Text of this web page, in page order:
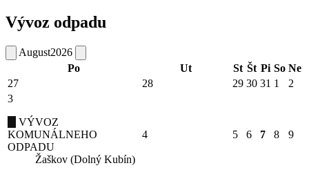
Vývoz odpadu
August2026
Po
Ut St Št Pi So Ne
27
28 29 30 31 1
2
3
VÝVOZ
KOMUNÁLNEHO
ODPADU
Žaškov (Dolný Kubín)
4 5 6 7 8 9